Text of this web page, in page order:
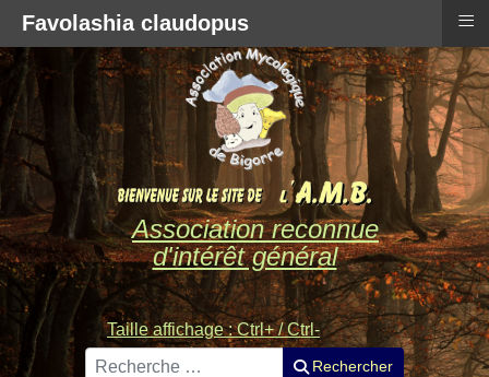
Association reconnue
d'intérêt général
Taille affichage : Ctrl+ / Ctrl-
Rechercher
Rechercher
Favolashia claudopus ≡